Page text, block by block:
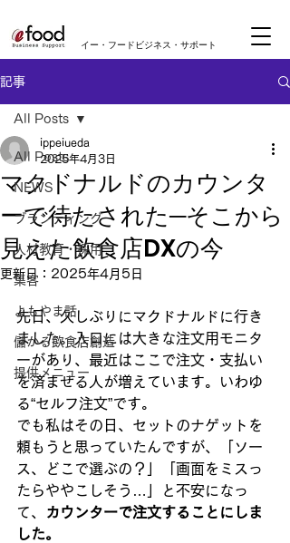
​イー・フードビジネス・サポート
記事
All Posts
NEWS
ブランディング
人材教育・採用
集客
よもやま話
儲かる飲食店創造
提供メニュー
All Posts
マクドナルドのカウンタ
ーで待たされた─そこから
見えた飲食店DXの今
ippeiueda
2025年4月3日
更新日： 2025年4月5日
先日、久しぶりにマクドナルドに行き
ました。入口には大きな注文用モニタ
ーがあり、最近はここで注文・支払い
を済ませる人が増えています。いわゆ
る“セルフ注文”です。
でも私はその日、セットのナゲットを
頼もうと思っていたんですが、「ソー
ス、どこで選ぶの？」「画面をミスっ
たらややこしそう…」と不安になっ
て、
カウンターで注文することにしま
した。